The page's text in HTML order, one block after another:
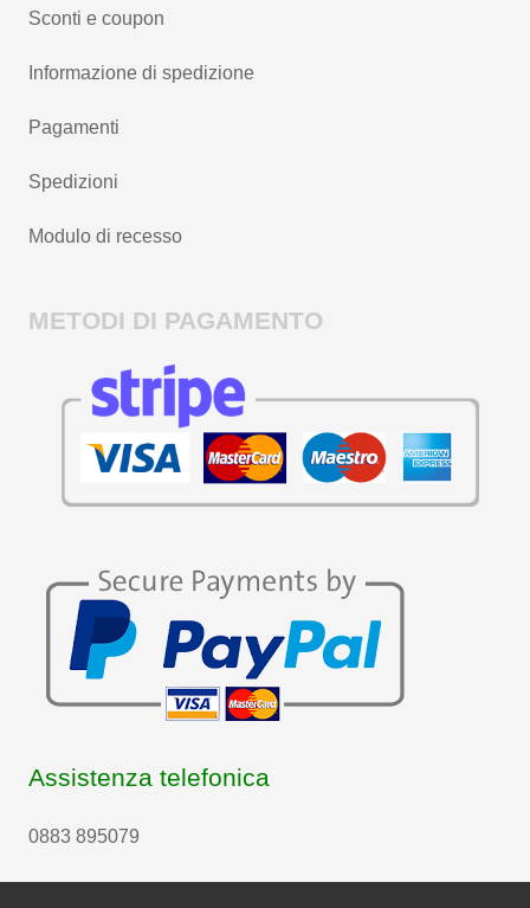
Sconti e coupon
Informazione di spedizione
Pagamenti
Spedizioni
Modulo di recesso
METODI DI PAGAMENTO
Assistenza telefonica
0883 895079